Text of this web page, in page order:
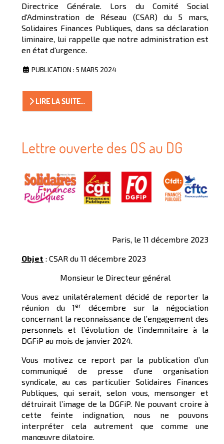
Directrice Générale. Lors du Comité Social
d'Adminstration de Réseau (CSAR) du 5 mars,
Solidaires Finances Publiques, dans sa déclaration
liminaire, lui rappelle que notre administration est
en état d'urgence.
PUBLICATION : 5 MARS 2024
LIRE LA SUITE...
Lettre ouverte des OS au DG
Paris, le 11 décembre 2023
Objet : CSAR du 11 décembre 2023
Monsieur le Directeur général
Vous avez unilatéralement décidé de reporter la
réunion du 1er
décembre sur la négociation
concernant la reconnaissance de l’engagement des
personnels et l’évolution de l’indemnitaire à la
DGFiP au mois de janvier 2024.
Vous motivez ce report par la publication d’un
communiqué de presse d’une organisation
syndicale, au cas particulier Solidaires Finances
Publiques, qui serait, selon vous, mensonger et
détruirait l’image de la DGFiP. Ne pouvant croire à
cette feinte indignation, nous ne pouvons
interpréter cela autrement que comme une
manœuvre dilatoire.